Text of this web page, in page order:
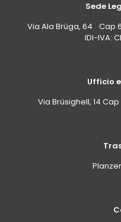
Sede
Via Ala Brüga, 64 Cap
IDI-IVA:
Ufficio
Via Brüsighell, 14